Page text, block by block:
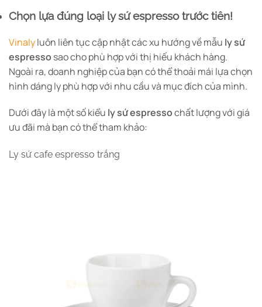
sản
Chọn lựa đúng loại ly sứ espresso trước tiên!
Vinalyluôn liên tục cập nhật các xu hướng về mẫu ly sứ
espresso sao cho phù hợp với thị hiếu khách hàng.
Ngoài ra, doanh nghiệp của bạn có thể thoải mái lựa chọn
hình dáng ly phù hợp với nhu cầu và mục đích của mình.
Dưới đây là một số kiểu ly sứ espressochất lượng với giá
ưu đãi mà bạn có thể tham khảo:
Ly sứ cafe espresso trắng